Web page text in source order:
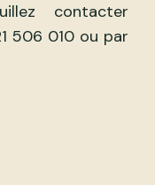
contacter
506 010 ou par